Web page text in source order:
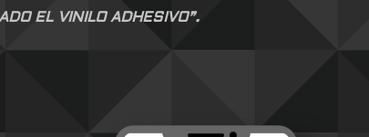
EL VINILO ADHESIVO”.